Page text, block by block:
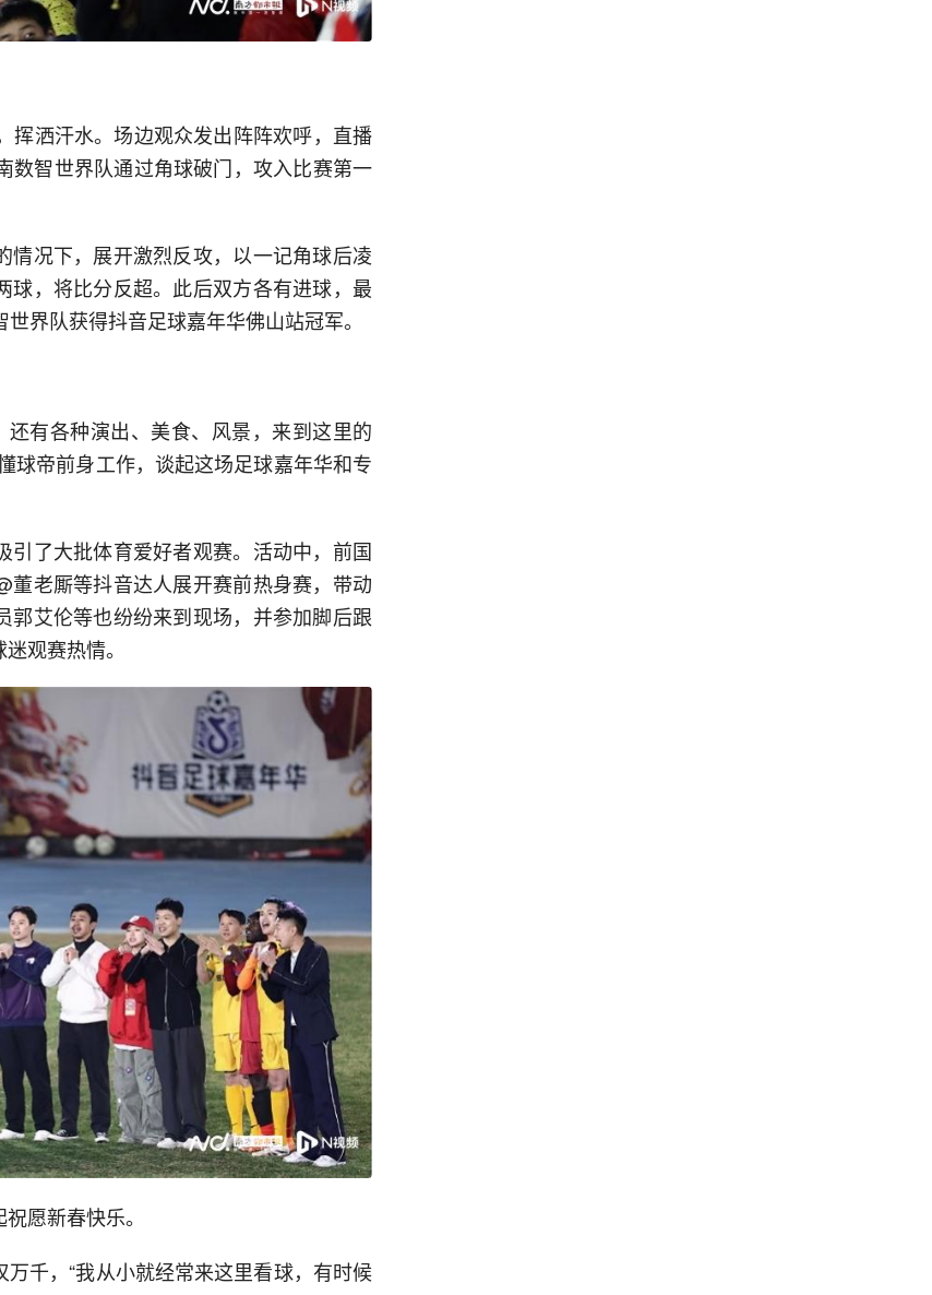
挥洒汗水。场边观众发出阵阵欢呼，直播
数智世界队通过角球破门，攻入比赛第一
况下，展开激烈反攻，以一记角球后凌
，将比分反超。此后双方各有进球，最
界队获得抖音足球嘉年华佛山站冠军。
有各种演出、美食、风景，来到这里的
球帝前身工作，谈起这场足球嘉年华和专
了大批体育爱好者观赛。活动中，前国
老厮等抖音达人展开赛前热身赛，带动
艾伦等也纷纷来到现场，并参加脚后跟
观赛热情。
愿新春快乐。
千，“我从小就经常来这里看球，有时候